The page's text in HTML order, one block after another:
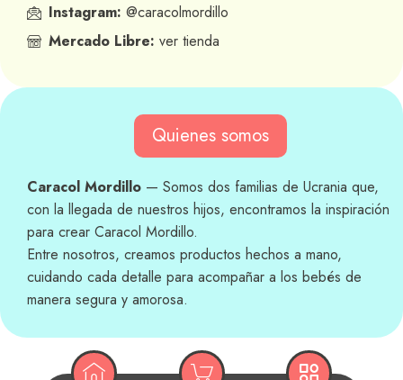
Quienes somos
Caracol Mordillo — Somos dos familias de Ucrania que,
con la llegada de nuestros hijos, encontramos la inspiración
para crear Caracol Mordillo.
Entre nosotros, creamos productos hechos a mano,
cuidando cada detalle para acompañar a los bebés de
manera segura y amorosa.
Instagram: @caracolmordillo
Mercado Libre: ver tienda